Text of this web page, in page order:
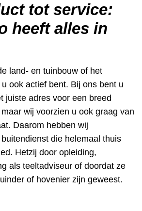
tot service:
heeft alles in
land- en tuinbouw of het
ook actief bent. Bij ons bent u
juiste adres voor een breed
wij voorzien u ook graag van
Daarom hebben wij
die helemaal thuis
Hetzij door opleiding,
als teeltadviseur of doordat ze
of hovenier zijn geweest.